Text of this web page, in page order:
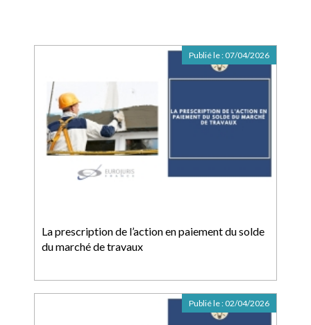
La prescription de l’action en paiement du solde
du marché de travaux
Publié le : 07/04/2026
Publié le : 02/04/2026